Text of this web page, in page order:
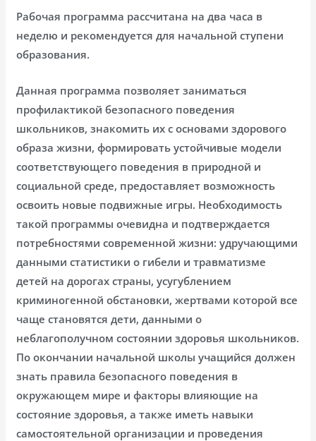
Рабочая программа рассчитана на два часа в
неделю и рекомендуется для начальной ступени
образования.
Данная программа позволяет заниматься
профилактикой безопасного поведения
школьников, знакомить их с основами здорового
образа жизни, формировать устойчивые модели
соответствующего поведения в природной и
социальной среде, предоставляет возможность
освоить новые подвижные игры. Необходимость
такой программы очевидна и подтверждается
потребностями современной жизни: удручающими
данными статистики о гибели и травматизме
детей на дорогах страны, усугублением
криминогенной обстановки, жертвами которой все
чаще становятся дети, данными о
неблагополучном состоянии здоровья школьников.
По окончании начальной школы учащийся должен
знать правила безопасного поведения в
окружающем мире и факторы влияющие на
состояние здоровья, а также иметь навыки
самостоятельной организации и проведения